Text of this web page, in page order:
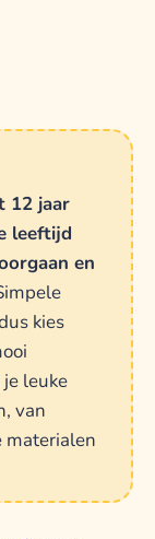
12 jaar
leeftijd
en
kies
leuke
van
materialen